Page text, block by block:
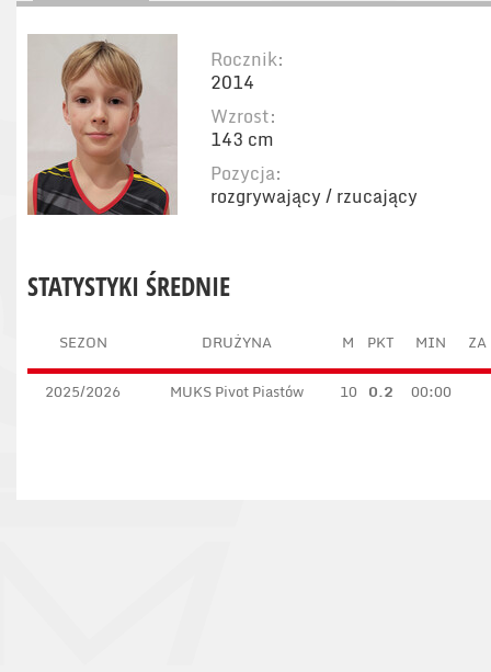
Rocznik:
2014
Wzrost:
143 cm
Pozycja:
rozgrywający / rzucający
STATYSTYKI ŚREDNIE
SEZON DRUŻYNA M PKT MIN ZA
2025/2026 MUKS Pivot Piastów 10 0.2 00:00